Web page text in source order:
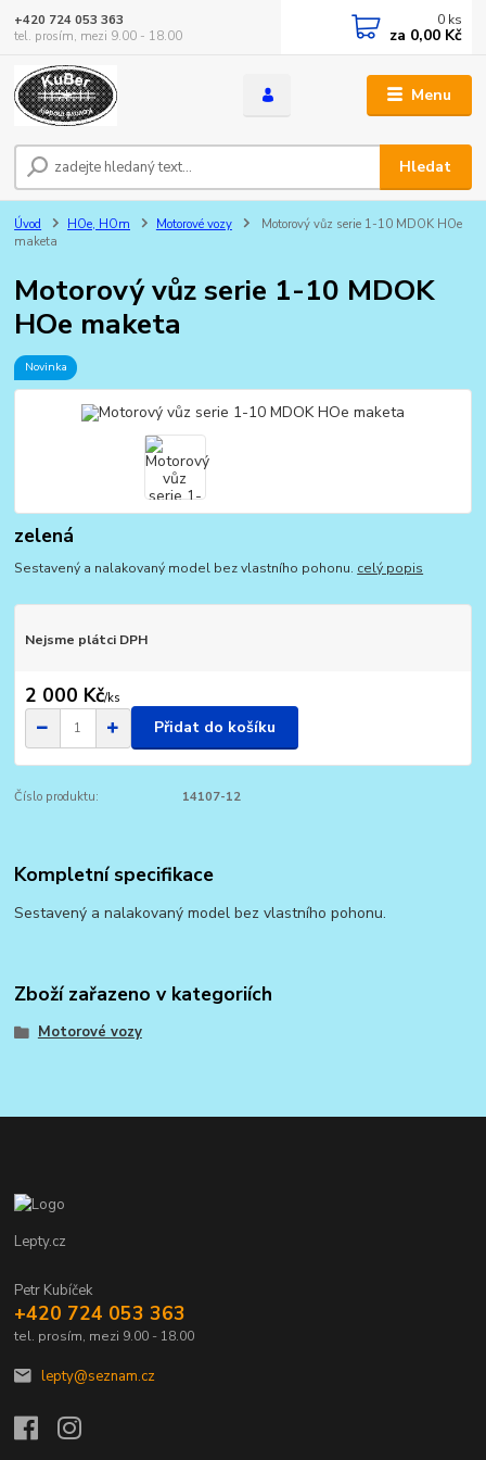
Menu
Hledat
+420 724 053 363
tel. prosím, mezi 9.00 - 18.00
0 ks
za 0,00 Kč
Úvod HOe, HOm Motorové vozy
Motorový vůz serie 1-10 MDOK HOe
maketa
Motorový vůz serie 1-10 MDOK
HOe maketa
Novinka
zelená
Sestavený a nalakovaný model bez vlastního pohonu. celý popis
Nejsme plátci DPH
2 000 Kč/ks
Přidat do košíku
Číslo produktu: 14107-12
Kompletní specifikace
Sestavený a nalakovaný model bez vlastního pohonu.
Zboží zařazeno v kategoriích
Motorové vozy
Lepty.cz
Petr Kubíček
+420 724 053 363
tel. prosím, mezi 9.00 - 18.00
lepty@seznam.cz